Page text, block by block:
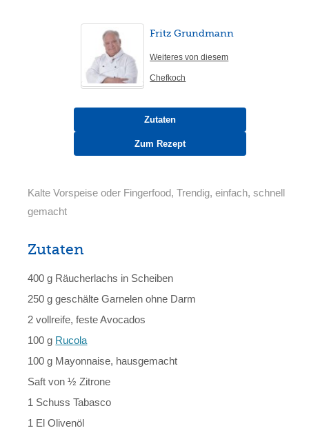
Fritz Grundmann
Weiteres von diesem
Chefkoch
Zutaten
Zum Rezept
Kalte Vorspeise oder Fingerfood, Trendig, einfach, schnell
gemacht
Zutaten
400 g Räucherlachs in Scheiben
250 g geschälte Garnelen ohne Darm
2 vollreife, feste Avocados
100 g Rucola
100 g Mayonnaise, hausgemacht
Saft von ½ Zitrone
1 Schuss Tabasco
1 El Olivenöl